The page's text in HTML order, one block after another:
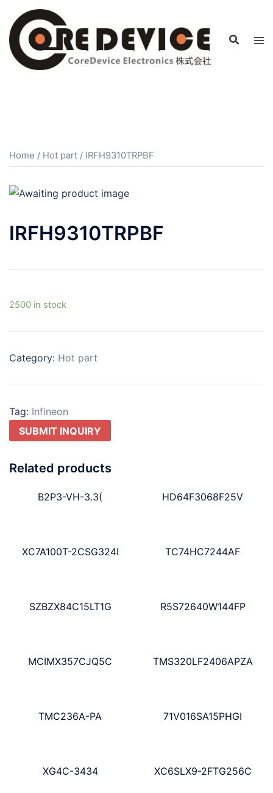
Home / Hot part / IRFH9310TRPBF
IRFH9310TRPBF
2500 in stock
Category: Hot part
Tag: Infineon
SUBMIT INQUIRY
Related products
B2P3-VH-3.3( HD64F3068F25V
XC7A100T-2CSG324I TC74HC7244AF
SZBZX84C15LT1G R5S72640W144FP
MCIMX357CJQ5C TMS320LF2406APZA
TMC236A-PA 71V016SA15PHGI
XG4C-3434 XC6SLX9-2FTG256C